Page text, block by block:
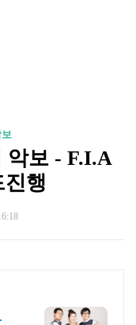
악보 - F.I.A
행